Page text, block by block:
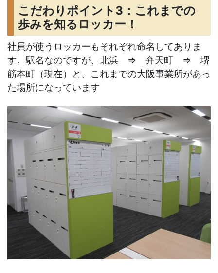
こだわりポイント3：これまでの
歩みを知るロッカー！
社員が使うロッカーもそれぞれ命名してありま
す。駅名なのですが、北浜 ⇒ 弁天町 ⇒ 堺
筋本町（現在）と、これまでの大阪事業所があっ
た場所になっています